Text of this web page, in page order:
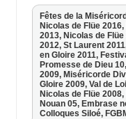
Fêtes de la
Nicolas de Flüe 2016,
2013, Nicolas de Flüe
2012, St Laurent
en Gloire 2011,
Promesse de Dieu 10,
2009, Miséricorde
Gloire 2009, Val de
Nicolas de Flüe 2008,
Nouan 05, Embrase
Colloques Siloé,